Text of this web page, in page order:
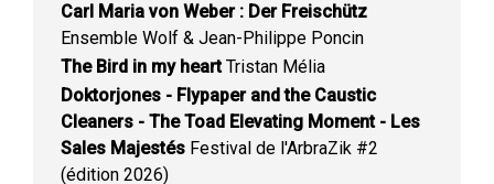
Carl Maria von Weber : Der Freischütz
Ensemble Wolf & Jean-Philippe Poncin
The Bird in my heartTristan Mélia
Doktorjones - Flypaper and the Caustic
Cleaners - The Toad Elevating Moment - Les
Sales Majestés Festival de l'ArbraZik #2
(édition 2026)